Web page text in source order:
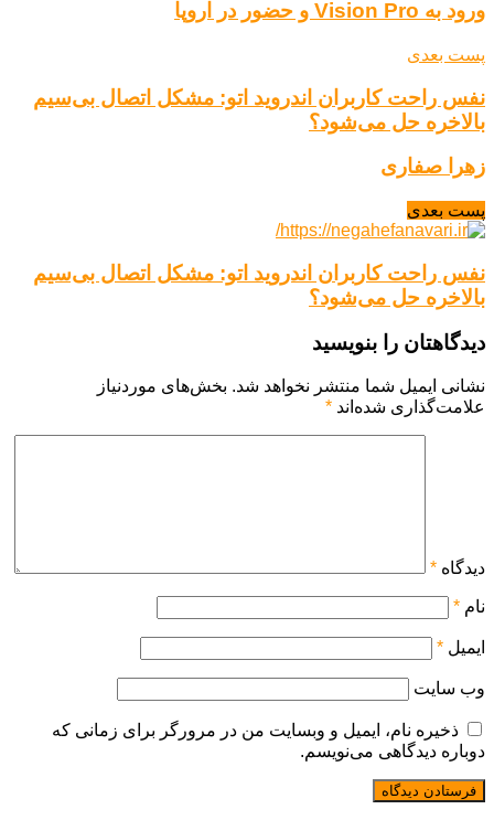
ورود به Vision Pro و حضور در اروپا
پست بعدی
نفس راحت کاربران اندروید اتو: مشکل اتصال بی‌سیم
بالاخره حل می‌شود؟
زهرا صفاری
پست بعدی
نفس راحت کاربران اندروید اتو: مشکل اتصال بی‌سیم
بالاخره حل می‌شود؟
دیدگاهتان را بنویسید
نشانی ایمیل شما منتشر نخواهد شد. بخش‌های موردنیاز
علامت‌گذاری شده‌اند *
دیدگاه *
نام *
ایمیل *
وب‌ سایت
ذخیره نام، ایمیل و وبسایت من در مرورگر برای زمانی که
دوباره دیدگاهی می‌نویسم.